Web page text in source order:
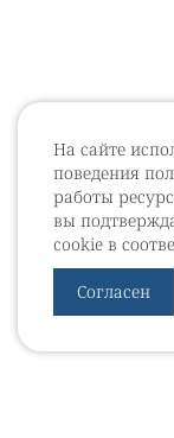
На сайте
поведения
работы
вы
cookie в
Согласен